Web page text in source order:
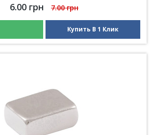
6.00 грн 7.00 грн
Купить В 1 Клик